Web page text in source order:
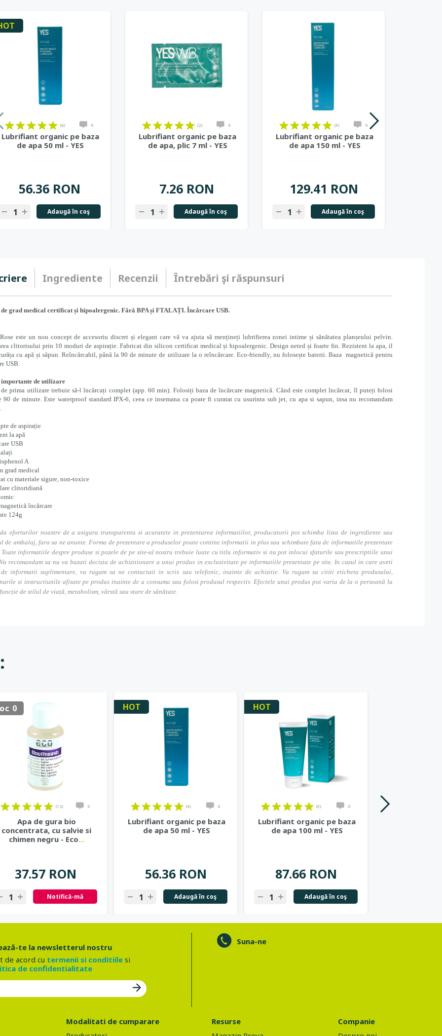
(6) 0
Lubrifiant organic pe baza
de apa 50 ml - YES
56.36 RON
Adaugă în coş
(2) 0
Lubrifiant organic pe baza
de apa, plic 7 ml - YES
7.26 RON
Adaugă în coş
(3) 0
Lubrifiant organic pe baza
de apa 150 ml - YES
129.41 RON
Adaugă în coş
Ingrediente Recenzii Întrebări şi răspunsuri
grad medical certificat și hipoalergenic. Fără BPA și FTALAȚI. Încărcare USB.
este un nou concept de accesoriu discret și elegant care vă va ajuta să mențineți lubrifierea zonei intime și sănătatea planșeului pelvin.
clitorisului prin 10 moduri de aspirație. Fabricat din silicon certificat medical și hipoalergenic. Design neted și foarte fin. Rezistent la apa, il
cu apă și săpun. Reîncărcabil, până la 90 de minute de utilizare la o reîncărcare. Eco-friendly, nu folosește baterii. Baza magnetică pentru
USB.
de utilizare
prima utilizare trebuie să-l încărcați complet (app. 60 min). Folosiți baza de încărcare magnetică. Când este complet încărcat, îl puteți folosi
90 de minute.Este waterproof standard IPX-6, ceea ce insemana ca poate fi curatat cu usurinta sub jet, cu apa si sapun, insa nu recomandam
de aspirație
la apă
USB
A
grad medical
cu materiale sigure, non-toxice
clitoridiană
încărcare
124g
eforturilor noastre de a asigura transparenta si acuratete in prezentarea informatiilor, producatorii pot schimba lista de ingrediente sau
de ambalaj, fara sa ne anunte. Forma de prezentare a produselor poate contine informatii in plus sau schimbate fata de informatiile prezentate
Toate informatiile despre produse si pozele de pe site-ul nostru trebuie luate cu titlu informativ si nu pot inlocui sfaturile sau prescriptiile unui
recomandam sa nu va bazati decizia de achizitionare a unui produs in exclusivitate pe informatiile prezentate pe site. In cazul in care aveti
de informatii suplimentare, va rugam sa ne contactati in scris sau telefonic, inainte de achizitie. Va rugam sa cititi eticheta produsului,
si instructiunile afisate pe produs inainte de a consuma sau folosi produsul respectiv. Efectele unui produs pot varia de la o persoană la
de stilul de viață, metabolism, vârstă sau stare de sănătate.
0
(12) 0
Apa de gura bio
concentrata, cu salvie si
chimen negru - Eco...
37.57 RON
Notifică-mă
HOT
(6) 0
Lubrifiant organic pe baza
de apa 50 ml - YES
56.36 RON
Adaugă în coş
HOT
(3) 0
Lubrifiant organic pe baza
de apa 100 ml - YES
87.66 RON
Adaugă în coş
te la newsletterul nostru
de acord cu termenii si conditiilesi
de confidentialitate
Suna-ne
Modalitati de cumparare
Resurse
Companie